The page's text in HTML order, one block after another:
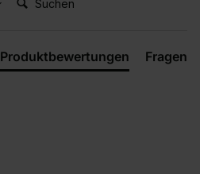
Produktbewertungen Fragen